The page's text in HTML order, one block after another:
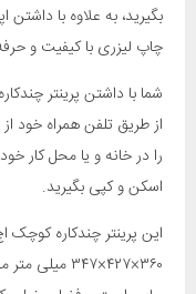
چاپ لیزری با کیفیت و
از طریق تلفن همراه خود
را در خانه و یا محل کار
اسکن و کپی بگیرید.